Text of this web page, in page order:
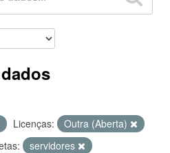
Licenças:
Outra (Aberta)
servidores